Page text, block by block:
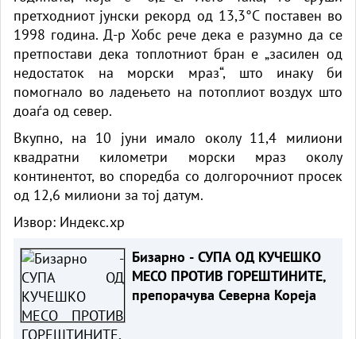
претходниот јунски рекорд од 13,3°C поставен во
1998 година. Д-р Хобс рече дека е разумно да се
претпостави дека топлотниот бран е „засилен од
недостаток на морски мраз“, што инаку би
помогнало во ладењето на потоплиот воздух што
доаѓа од север.
Вкупно, на 10 јуни имало околу 11,4 милиони
квадратни километри морски мраз околу
континентот, во споредба со долгорочниот просек
од 12,6 милиони за тој датум.
Извор: Индекс.хр
Бизарно - СУПА ОД КУЧЕШКО
МЕСО ПРОТИВ ГОРЕШТИНИТЕ,
препорачува Северна Кореја